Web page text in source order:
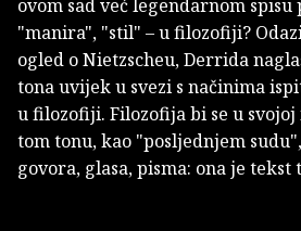
ovom sad već legendarnom
"manira", "stil" – u filozofiji?
ogled o Nietzscheu, Derrida
tona uvijek u svezi s načinima
u filozofiji. Filozofija bi se u
tom tonu, kao "posljednjem
govora, glasa, pisma: ona je tekst